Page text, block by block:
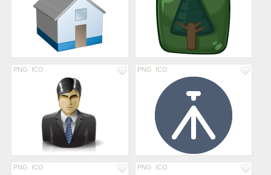
PNG ICO PNG ICO
PNG ICO PNG ICO